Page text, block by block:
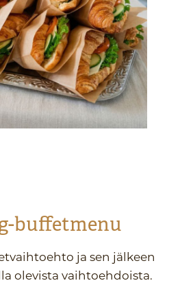
buffetmenu
ja sen jälkeen
olevista vaihtoehdoista.